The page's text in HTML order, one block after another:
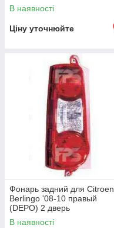
В наявності
Ціну уточнюйте
Фонарь задний для Citroen
Berlingo '08-10 правый
(DEPO) 2 дверь
В наявності